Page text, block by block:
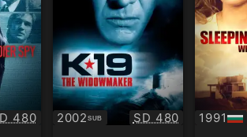
480 2002SUB
Субтитри Качество:
SD 480 1991
БГ